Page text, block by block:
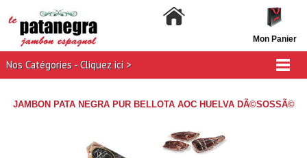
Mon Panier
Nos Catégories - Cliquez ici >
JAMBON PATA NEGRA PUR BELLOTA AOC HUELVA DÃ©SOSSÃ©